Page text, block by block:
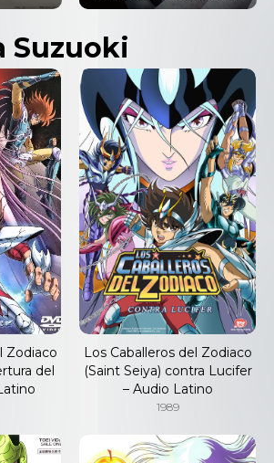
Suzuoki
Zodiaco
del
Los Caballeros del Zodiaco
(Saint Seiya) contra Lucifer
– Audio Latino
1989